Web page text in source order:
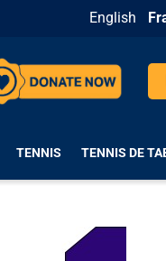
English
TENNIS TENNIS DE